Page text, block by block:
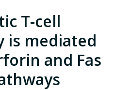
T-cell
is mediated
and Fas